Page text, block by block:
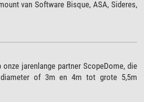
van Software Bisque, ASA, Sideres,
jarenlange partner ScopeDome, die
diameter of 3m en 4m tot grote 5,5m